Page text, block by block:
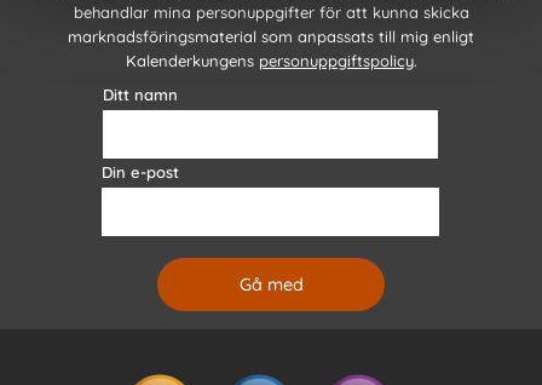
behandlar mina personuppgifter för att kunna skicka
marknadsföringsmaterial som anpassats till mig enligt
Kalenderkungens personuppgiftspolicy.
Ditt namn
Din e-post